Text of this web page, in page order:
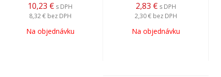
10,23 € s DPH
8,32 € bez DPH
Na objednávku
2,83 € s DPH
2,30 € bez DPH
Na objednávku